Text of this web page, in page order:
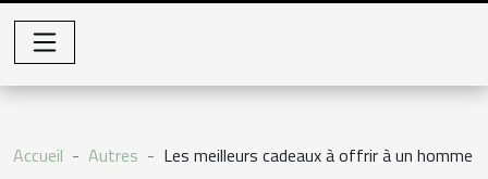
Accueil Autres Les meilleurs cadeaux à offrir à un homme